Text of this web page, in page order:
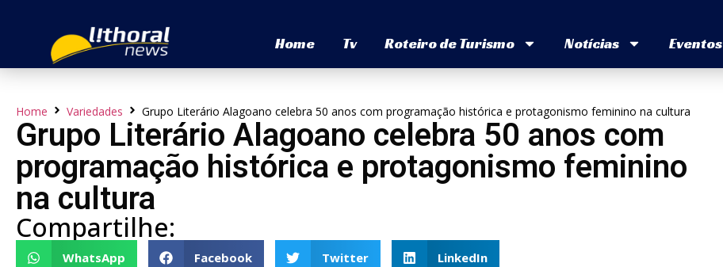
Home Tv Roteiro de Turismo Notícias Eventos
Home Variedades Grupo Literário Alagoano celebra 50 anos com programação histórica e protagonismo feminino na cultura
Grupo Literário Alagoano celebra 50 anos com
programação histórica e protagonismo feminino
na cultura
Compartilhe:
WhatsApp Facebook Twitter LinkedIn